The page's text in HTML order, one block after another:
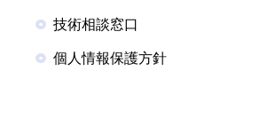
技術相談窓口
個人情報保護方針